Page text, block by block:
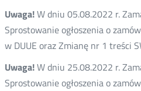
Uwaga!W dniu 05.08.2022 r.
Sprostowanie ogłoszenia o
w DUUE oraz Zmianę nr 1 treści
Uwaga!W dniu 25.08.2022 r.
Sprostowanie ogłoszenia o